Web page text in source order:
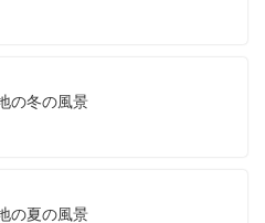
の冬の風景
の夏の風景